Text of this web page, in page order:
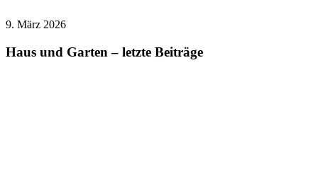
9. März 2026
Haus und Garten – letzte Beiträge